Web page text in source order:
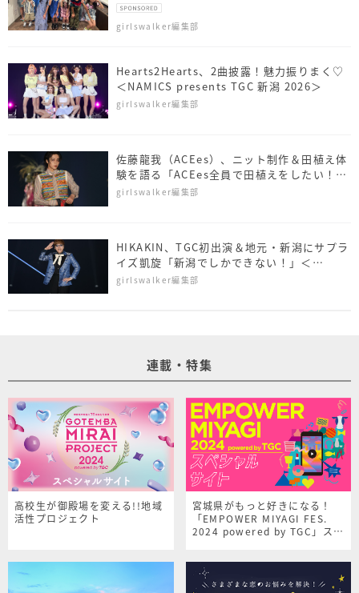
girlswalker編集部
Hearts2Hearts、2曲披露！魅力振りまく♡
＜NAMICS presents TGC 新潟 2026＞
girlswalker編集部
佐藤⿓我（ACEes）、ニット制作＆田植え体
験を語る「ACEes全員で田植えをしたい！」
＜NAMICS presents TGC 新潟 2026＞
girlswalker編集部
HIKAKIN、TGC初出演＆地元・新潟にサプラ
イズ凱旋「新潟でしかできない！」＜
NAMICS presents TGC 新潟 2026＞
girlswalker編集部
連載・特集
高校生が御殿場を変える!!地域
活性プロジェクト
宮城県がもっと好きになる！
「EMPOWER MIYAGI FES.
2024 powered by TGC」スペ